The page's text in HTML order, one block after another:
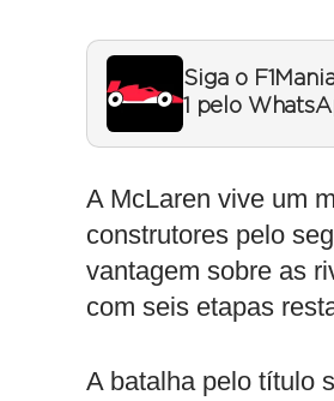
Siga o
1 pelo
A McLaren vive um
construtores pelo
vantagem sobre as
com seis etapas
A batalha pelo título